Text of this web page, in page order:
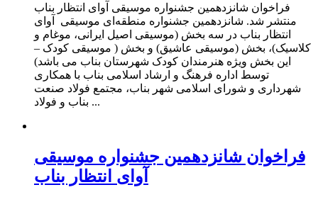
فراخوان شانزدهمین جشنواره موسیقی آوای انتظار بناب
منتشر شد. شانزدهمین جشنواره منطقه‌ای موسیقی آوای
انتظار بناب در سه بخش (موسیقی اصیل ایرانی، موغام و
کلاسیک)، بخش (موسیقی عاشیق) و بخش ( موسیقی کودک –
این بخش ویژه هنرمندان کودک شهرستان بناب می باشد)
توسط اداره فرهنگ و ارشاد اسلامی بناب با همکاری
شهرداری و شورای اسلامی شهر بناب، مجتمع فولاد صنعت
بناب و فولاد ...
فراخوان شانزدهمین جشنواره موسیقی
آوای انتظار بناب